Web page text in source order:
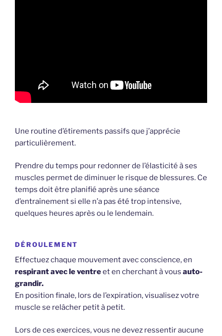
Une routine d’étirements passifs que j’apprécie
particulièrement.
Prendre du temps pour redonner de l’élasticité à ses
muscles permet de diminuer le risque de blessures. Ce
temps doit être planifié après une séance
d’entraînement si elle n’a pas été trop intensive,
quelques heures après ou le lendemain.
DÉROULEMENT
Effectuez chaque mouvement avec conscience, en
respirant avec le ventreet en cherchant à vous auto-
grandir.
En position finale, lors de l’expiration, visualisez votre
muscle se relâcher petit à petit.
Lors de ces exercices, vous ne devez ressentir aucune